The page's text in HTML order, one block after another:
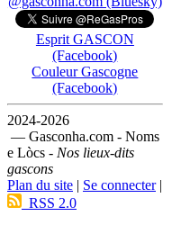
Esprit GASCON
(Facebook)
Couleur Gascogne
(Facebook)
2024-2026
— Gasconha.com - Noms
e Lòcs - Nos lieux-dits
gascons
Plan du site | Se connecter|
RSS 2.0